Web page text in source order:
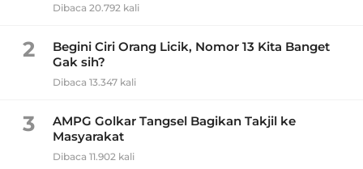
Dibaca 20.792 kali
2
Begini Ciri Orang Licik, Nomor 13 Kita Banget
Gak sih?
Dibaca 13.347 kali
3
AMPG Golkar Tangsel Bagikan Takjil ke
Masyarakat
Dibaca 11.902 kali